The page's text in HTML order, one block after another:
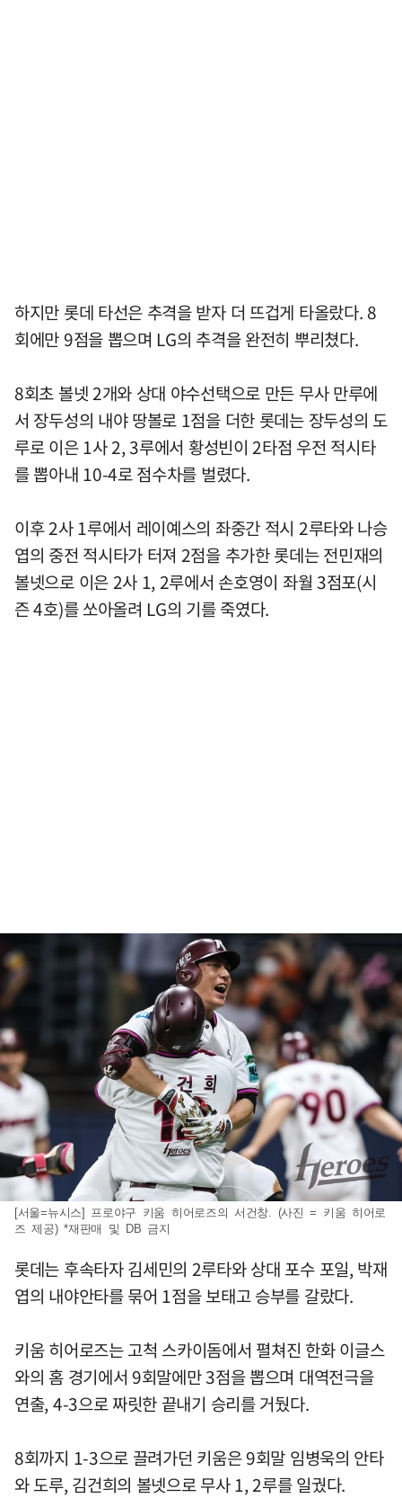
하지만 롯데 타선은 추격을 받자 더 뜨겁게 타올랐다. 8
회에만 9점을 뽑으며 LG의 추격을 완전히 뿌리쳤다.
8회초 볼넷 2개와 상대 야수선택으로 만든 무사 만루에
서 장두성의 내야 땅볼로 1점을 더한 롯데는 장두성의 도
루로 이은 1사 2, 3루에서 황성빈이 2타점 우전 적시타
를 뽑아내 10-4로 점수차를 벌렸다.
이후 2사 1루에서 레이예스의 좌중간 적시 2루타와 나승
엽의 중전 적시타가 터져 2점을 추가한 롯데는 전민재의
볼넷으로 이은 2사 1, 2루에서 손호영이 좌월 3점포(시
즌 4호)를 쏘아올려 LG의 기를 죽였다.
[서울=뉴시스] 프로야구 키움 히어로즈의 서건창. (사진 = 키움 히어로
즈 제공) *재판매 및 DB 금지
롯데는 후속타자 김세민의 2루타와 상대 포수 포일, 박재
엽의 내야안타를 묶어 1점을 보태고 승부를 갈랐다.
키움 히어로즈는 고척 스카이돔에서 펼쳐진 한화 이글스
와의 홈 경기에서 9회말에만 3점을 뽑으며 대역전극을
연출, 4-3으로 짜릿한 끝내기 승리를 거뒀다.
8회까지 1-3으로 끌려가던 키움은 9회말 임병욱의 안타
와 도루, 김건희의 볼넷으로 무사 1, 2루를 일궜다.